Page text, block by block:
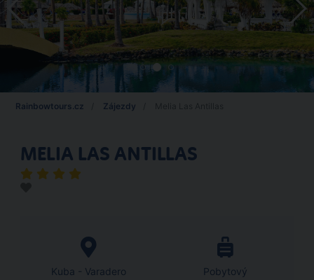
Rainbowtours.cz Zájezdy
MELIA LAS ANTILLAS
Kuba - Varadero Pobytový